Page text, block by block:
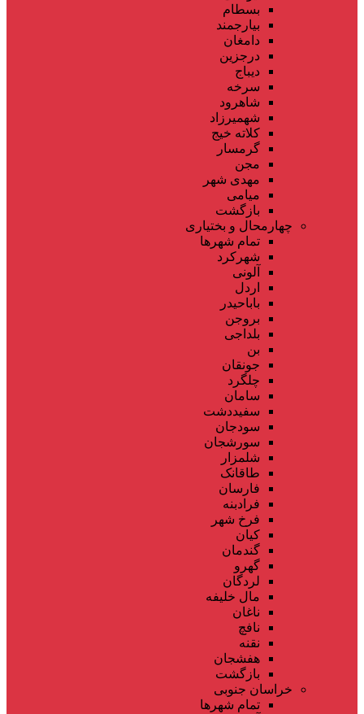
بسطام
بیارجمند
دامغان
درجزین
دیباج
سرخه
شاهرود
شهمیرزاد
کلاته خیج
گرمسار
مجن
مهدی شهر
میامی
بازگشت
چهارمحال و بختیاری
تمام شهر‌ها
شهرکرد
آلونی
اردل
باباحیدر
بروجن
بلداجی
بن
جونقان
چلگرد
سامان
سفیددشت
سودجان
سورشجان
شلمزار
طاقانک
فارسان
فرادبنه
فرخ شهر
کیان
گندمان
گهرو
لردگان
مال خلیفه
ناغان
نافچ
نقنه
هفشجان
بازگشت
خراسان جنوبی
تمام شهر‌ها